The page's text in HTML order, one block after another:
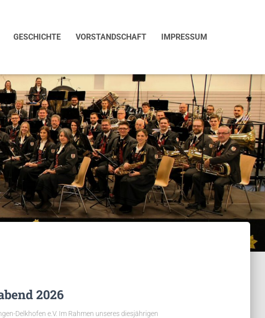
GESCHICHTE VORSTANDSCHAFT IMPRESSUM
2026
Delkhofen e.V. Im Rahmen unseres diesjährigen